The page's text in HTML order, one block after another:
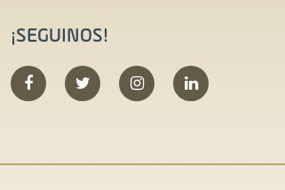
¡SEGUINOS!